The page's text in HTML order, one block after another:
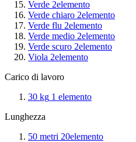
Verde 2elemento
Verde chiaro 2elemento
Verde flu 2elemento
Verde medio 2elemento
Verde scuro 2elemento
Viola 2elemento
Carico di lavoro
30 kg 1 elemento
Lunghezza
50 metri 20elemento